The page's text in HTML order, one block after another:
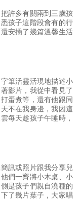
許多有關兩到三歲孩
孩子這階段會有的行
安插了幾篇溫馨生活
筆活靈活現地描述小
影片，我從中看見了
蛋煮等，還有他跟同
不在我身邊，我因這
每天趁孩子午睡時，
訊或照片跟我分享兒
們一齊將小木桌、小
是孩子們親自澆種的
了幾片葉子，大家唱